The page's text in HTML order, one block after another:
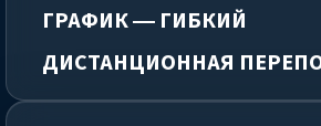
ГРАФИК — ГИБКИЙ
ДИСТАНЦИОННАЯ